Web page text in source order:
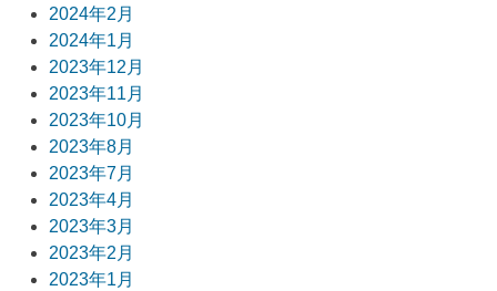
2024年2月
2024年1月
2023年12月
2023年11月
2023年10月
2023年8月
2023年7月
2023年4月
2023年3月
2023年2月
2023年1月